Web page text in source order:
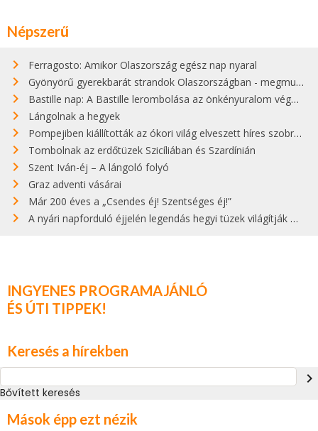
Népszerű
Ferragosto: Amikor Olaszország egész nap nyaral
Gyönyörű gyerekbarát strandok Olaszországban - megmutatjuk a 15 legjobbat
Bastille nap: A Bastille lerombolása az önkényuralom végét jelentette
Lángolnak a hegyek
Pompejiben kiállították az ókori világ elveszett híres szobrának másolatát
Tombolnak az erdőtüzek Szicíliában és Szardínián
Szent Iván-éj – A lángoló folyó
Graz adventi vásárai
Már 200 éves a „Csendes éj! Szentséges éj!”
A nyári napforduló éjjelén legendás hegyi tüzek világítják meg Zugspitzét
INGYENES PROGRAMAJÁNLÓ
ÉS ÚTI TIPPEK!
Keresés a hírekben
navigate_next
Bővített keresés
Mások épp ezt nézik